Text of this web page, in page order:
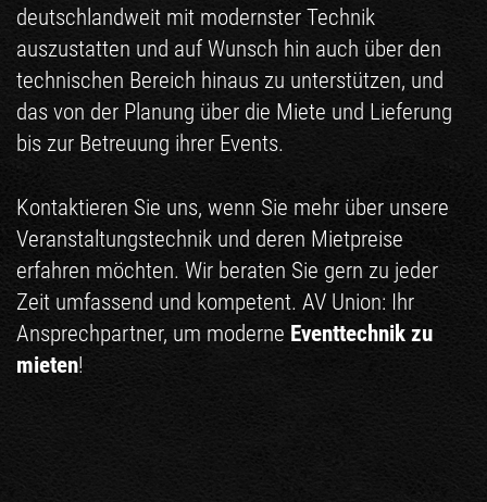
deutschlandweit mit modernster Technik
auszustatten und auf Wunsch hin auch über den
technischen Bereich hinaus zu unterstützen, und
das von der Planung über die Miete und Lieferung
bis zur Betreuung ihrer Events.
Kontaktieren Sie uns, wenn Sie mehr über unsere
Veranstaltungstechnik und deren Mietpreise
erfahren möchten. Wir beraten Sie gern zu jeder
Zeit umfassend und kompetent. AV Union: Ihr
Ansprechpartner, um moderne Eventtechnik zu
mieten!